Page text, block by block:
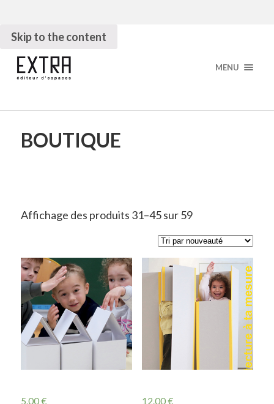
Skip to the content
MENU
BOUTIQUE
Affichage des produits 31–45 sur 59
5.00€ 12.00€